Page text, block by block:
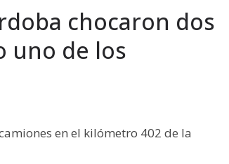
chocaron dos
uno de los
en el kilómetro 402 de la